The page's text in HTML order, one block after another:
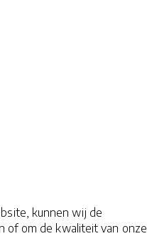
kunnen wij de
of om de kwaliteit van onze